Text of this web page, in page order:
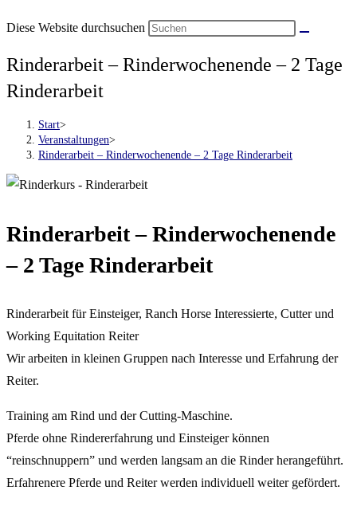
Diese Website durchsuchen
Rinderarbeit – Rinderwochenende – 2 Tage
Rinderarbeit
Start>
Veranstaltungen>
Rinderarbeit – Rinderwochenende – 2 Tage Rinderarbeit
Rinderarbeit – Rinderwochenende
– 2 Tage Rinderarbeit
Rinderarbeit für Einsteiger, Ranch Horse Interessierte, Cutter und
Working Equitation Reiter
Wir arbeiten in kleinen Gruppen nach Interesse und Erfahrung der
Reiter.
Training am Rind und der Cutting-Maschine.
Pferde ohne Rindererfahrung und Einsteiger können
“reinschnuppern” und werden langsam an die Rinder herangeführt.
Erfahrenere Pferde und Reiter werden individuell weiter gefördert.